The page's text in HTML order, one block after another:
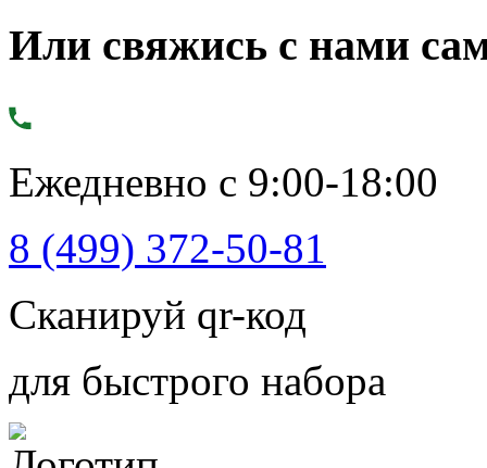
Или свяжись с нами
Ежедневно с 9:00-18:00
8 (499) 372-50-81
Сканируй qr-код
для быстрого набора